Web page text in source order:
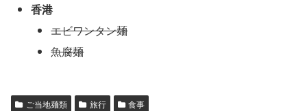
香港
エビワンタン麺
魚腐麺
ご当地麺類 旅行 食事